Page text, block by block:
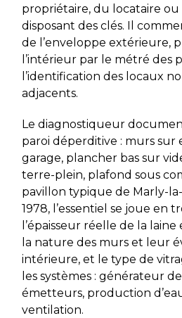
propriétaire, du locataire ou
disposant des clés. Il
de l’enveloppe extérieure,
l’intérieur par le métré des
l’identification des locaux
adjacents.
Le diagnostiqueur
paroi déperditive : murs sur
garage, plancher bas sur
terre-plein, plafond sous
pavillon typique de Marly-
1978, l’essentiel se joue en
l’épaisseur réelle de la
la nature des murs et leur
intérieure, et le type de
les systèmes : générateur
émetteurs, production
ventilation.